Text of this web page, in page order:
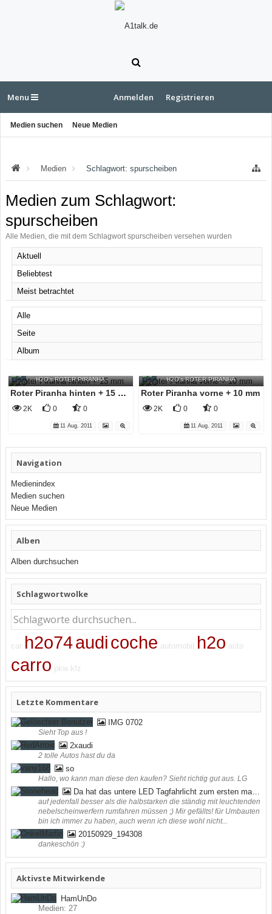
Menu
Medien suchen Neue Medien
Anmelden Registrieren
Medien Schlagwort: spurscheiben
Medien zum Schlagwort:
spurscheiben
Alle Medien, die mit dem Schlagwort spurscheiben versehen wurden
Aktuell
Beliebtest
Meist betrachtet
Alle
Seite
Album
H2O's ROTER PIRANHA
Roter Piranha hinten + 15 mm
2K 0 0
11 Aug. 2011
H2O's ROTER PIRANHA
Roter Piranha vorne + 10 mm
2K 0 0
11 Aug. 2011
Navigation
Medienindex
Medien suchen
Neue Medien
Alben
Alben durchsuchen
Schlagwortwolke
car h2o74audicoche automobil h2o auto
carro pkw kfz
Letzte Kommentare
IMG 0702
Sieht Top aus !
2xaudi
2 tolle Autos hast du da
so
Hallo, wo kann man diese den kaufen? Sieht richtig gut aus. LG
Da hat das untere LED Tagfahrlicht zum ersten mal funktioniert ;) (bei mir in der Werkstatt)
auf jedenfall besser als die halbstarken die ständig mit leuchtenden
nebelscheinwerfern rumfahren müssen ;) Mir gefällts! für Umbauten
bin ich immer zu haben, auch wenn ich diese wohl nicht...
20150929_194308
dankeschön :)
Aktivste Mitwirkende
HamUnDo
Medien: 27